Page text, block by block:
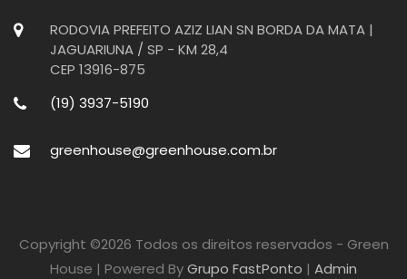
Sobre Nós
RODOVIA PREFEITO AZIZ LIAN SN BORDA DA MATA |
JAGUARIUNA / SP - KM 28,4
CEP 13916-875
(19) 3937-5190
greenhouse@greenhouse.com.br
Copyright ©2026 Todos os direitos reservados - Green
House | Powered ByGrupo FastPonto | Admin